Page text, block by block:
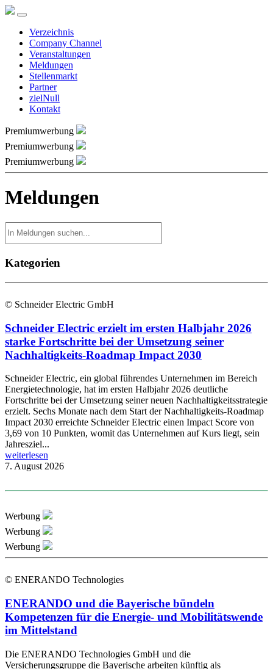
Verzeichnis
Company Channel
Veranstaltungen
Meldungen
Stellenmarkt
Partner
zielNull
Kontakt
Premiumwerbung
Premiumwerbung
Premiumwerbung
Meldungen
Kategorien
© Schneider Electric GmbH
Schneider Electric erzielt im ersten Halbjahr 2026
starke Fortschritte bei der Umsetzung seiner
Nachhaltigkeits-Roadmap Impact 2030
Schneider Electric, ein global führendes Unternehmen im Bereich
Energietechnologie, hat im ersten Halbjahr 2026 deutliche
Fortschritte bei der Umsetzung seiner neuen Nachhaltigkeitsstrategie
erzielt. Sechs Monate nach dem Start der Nachhaltigkeits-Roadmap
Impact 2030 erreichte Schneider Electric einen Impact Score von
3,69 von 10 Punkten, womit das Unternehmen auf Kurs liegt, sein
Jahresziel...
weiterlesen
7. August 2026
Werbung
Werbung
Werbung
© ENERANDO Technologies
ENERANDO und die Bayerische bündeln
Kompetenzen für die Energie- und Mobilitätswende
im Mittelstand
Die ENERANDO Technologies GmbH und die
Versicherungsgruppe die Bayerische arbeiten künftig als